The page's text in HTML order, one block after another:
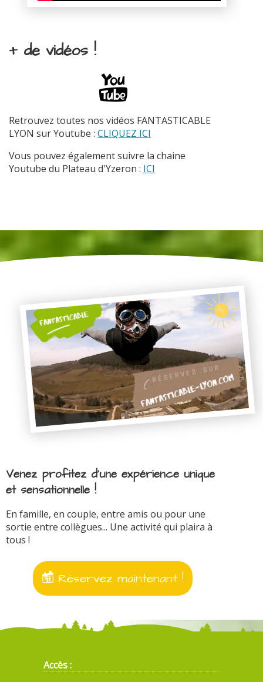
+ de vidéos !
Retrouvez toutes nos vidéos FANTASTICABLE
LYON sur Youtube : CLIQUEZ ICI
Vous pouvez également suivre la chaine
Youtube du Plateau d'Yzeron : ICI
Venez profitez d'une expérience unique
et sensationnelle !
En famille, en couple, entre amis ou pour une
sortie entre collègues... Une activité qui plaira à
tous !
Réservez maintenant !
Accès :